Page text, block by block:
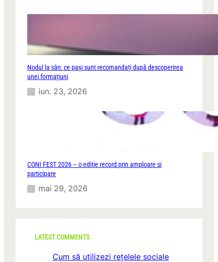
Nodul la sân: ce pași sunt recomandați după descoperirea
unei formațiuni
iun. 23, 2026
CONI FEST 2026 – o editie record prin amploare si
participare
mai 29, 2026
LATEST COMMENTS
Cum să utilizezi rețelele sociale